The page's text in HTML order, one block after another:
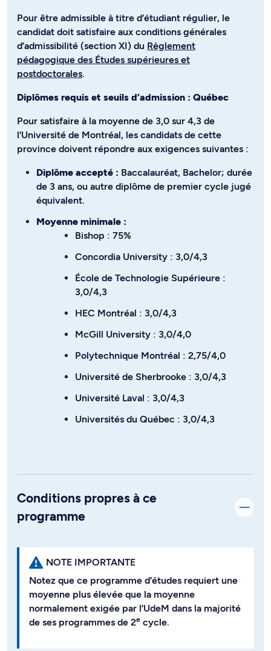
Pour être admissible à titre d’étudiant régulier, le
candidat doit satisfaire aux conditions générales
d’admissibilité (section XI) du Règlement
pédagogique des Études supérieures et
postdoctorales.
Diplômes requis et seuils d’admission : Québec
Pour satisfaire à la moyenne de 3,0 sur 4,3 de
l’Université de Montréal, les candidats de cette
province doivent répondre aux exigences suivantes :
Diplôme accepté : Baccalauréat, Bachelor; durée
de 3 ans, ou autre diplôme de premier cycle jugé
équivalent.
Moyenne minimale :
Bishop : 75%
Concordia University : 3,0/4,3
École de Technologie Supérieure :
3,0/4,3
HEC Montréal : 3,0/4,3
McGill University : 3,0/4,0
Polytechnique Montréal : 2,75/4,0
Université de Sherbrooke : 3,0/4,3
Université Laval : 3,0/4,3
Universités du Québec : 3,0/4,3
Conditions propres à ce
programme
NOTE IMPORTANTE
Notez que ce programme d’études requiert une
moyenne plus élevée que la moyenne
normalement exigée par l’UdeM dans la majorité
de ses programmes de 2e cycle.